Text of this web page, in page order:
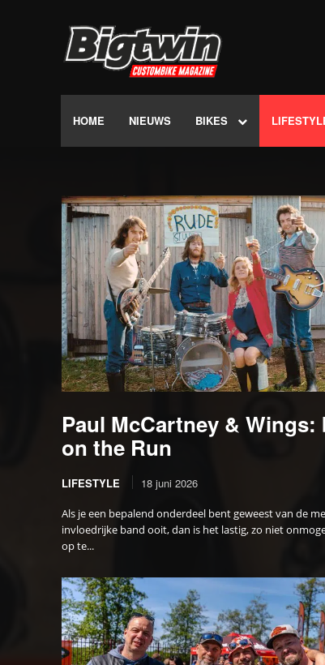
HOME NIEUWS BIKES
Paul McCartney & Wings:
on the Run
LIFESTYLE 18 juni 2026
Als je een bepalend onderdeel bent geweest van de
invloedrijke band ooit, dan is het lastig, zo niet
op te...